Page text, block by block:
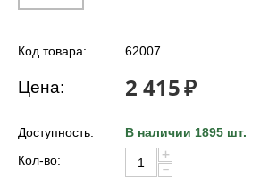
Код товара: 62007
Цена: 2 415₽
Доступность:
В наличии 1895 шт.
Кол-во:
+
−